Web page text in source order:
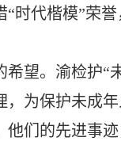
时代楷模”荣
望。渝检护
为保护未成
们的先进事